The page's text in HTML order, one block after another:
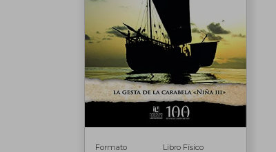
Formato
Libro Físico